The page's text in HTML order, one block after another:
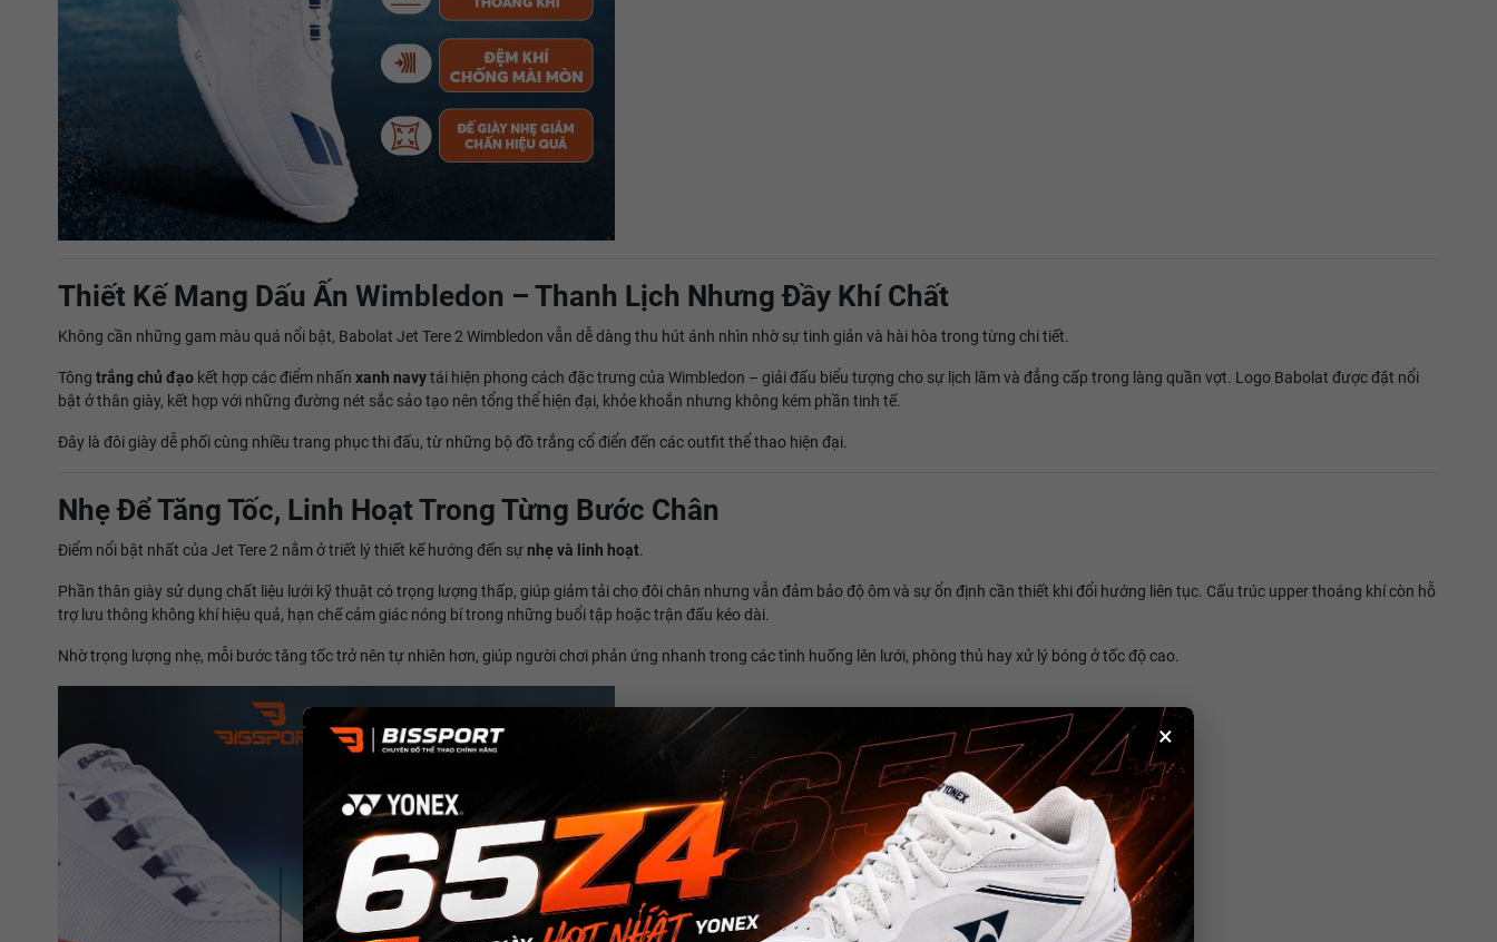
×
Thiết Kế Mang Dấu Ấn Wimbledon – Thanh Lịch Nhưng Đầy Khí Chất
Không cần những gam màu quá nổi bật, Babolat Jet Tere 2 Wimbledon vẫn dễ dàng thu hút ánh nhìn nhờ sự tinh giản và hài hòa trong từng chi tiết.
Tông trắng chủ đạo kết hợp các điểm nhấn xanh navytái hiện phong cách đặc trưng của Wimbledon – giải đấu biểu tượng cho sự lịch lãm và đẳng cấp trong làng quần vợt. Logo Babolat được đặt nổi
bật ở thân giày, kết hợp với những đường nét sắc sảo tạo nên tổng thể hiện đại, khỏe khoắn nhưng không kém phần tinh tế.
Đây là đôi giày dễ phối cùng nhiều trang phục thi đấu, từ những bộ đồ trắng cổ điển đến các outfit thể thao hiện đại.
Nhẹ Để Tăng Tốc, Linh Hoạt Trong Từng Bước Chân
Điểm nổi bật nhất của Jet Tere 2 nằm ở triết lý thiết kế hướng đến sựnhẹ và linh hoạt.
Phần thân giày sử dụng chất liệu lưới kỹ thuật có trọng lượng thấp, giúp giảm tải cho đôi chân nhưng vẫn đảm bảo độ ôm và sự ổn định cần thiết khi đổi hướng liên tục. Cấu trúc upper thoáng khí còn hỗ
trợ lưu thông không khí hiệu quả, hạn chế cảm giác nóng bí trong những buổi tập hoặc trận đấu kéo dài.
Nhờ trọng lượng nhẹ, mỗi bước tăng tốc trở nên tự nhiên hơn, giúp người chơi phản ứng nhanh trong các tình huống lên lưới, phòng thủ hay xử lý bóng ở tốc độ cao.